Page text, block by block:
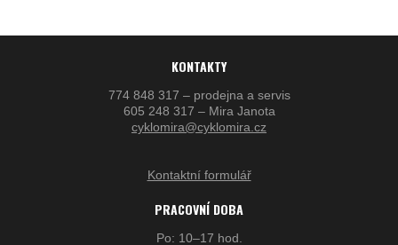
KONTAKTY
774 848 317 – prodejna a servis
605 248 317 – Mira Janota
cyklomira@cyklomira.cz
Kontaktní formulář
PRACOVNÍ DOBA
Po: 10–17 hod.